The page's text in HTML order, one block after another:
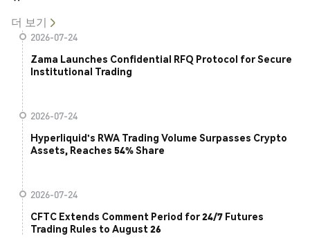
더 보기
2026-07-24
Zama Launches Confidential RFQ Protocol for Secure
Institutional Trading
2026-07-24
Hyperliquid's RWA Trading Volume Surpasses Crypto
Assets, Reaches 54% Share
2026-07-24
CFTC Extends Comment Period for 24/7 Futures
Trading Rules to August 26